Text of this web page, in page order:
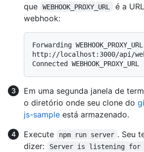
que
WEBHOOK_PROXY_URL
é a
webhook:
Forwarding
http://localhost:3000/api/
Em uma segunda janela de
o diretório onde seu clone do
js-sample está armazenado.
Execute
npm run server . Seu
dizer:
Server is listening for